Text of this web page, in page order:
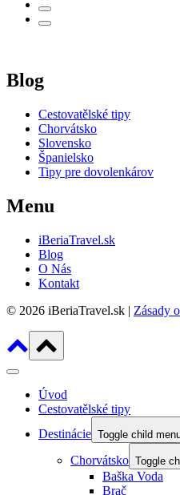
Blog
Cestovatělské tipy
Chorvátsko
Slovensko
Španielsko
Tipy pre dovolenkárov
Menu
iBeriaTravel.sk
Blog
O Nás
Kontakt
© 2026 iBeriaTravel.sk | Zásady
Úvod
Cestovatělské tipy
Destinácie Toggle child
Chorvátsko Toggle
Baška Voda
Brač